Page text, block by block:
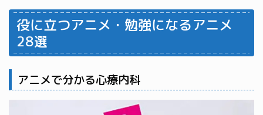
役に立つアニメ・勉強になるアニメ
28選
アニメで分かる心療内科